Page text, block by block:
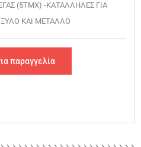
(5ΤΜΧ) -ΚΑΤΑΛΛΗΛΕΣ ΓΙΑ
ΚΑΙ ΜΕΤΑΛΛΟ
παραγγελία